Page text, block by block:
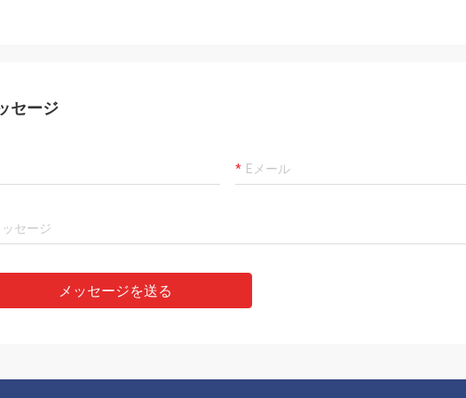
セージ
メッセージを送る